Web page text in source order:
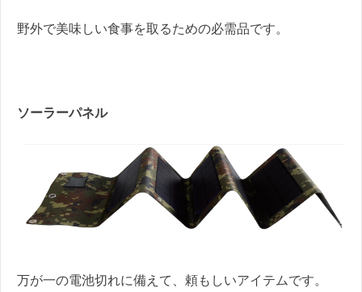
野外で美味しい食事を取るための必需品です。
ソーラーパネル
万が一の電池切れに備えて、頼もしいアイテムです。